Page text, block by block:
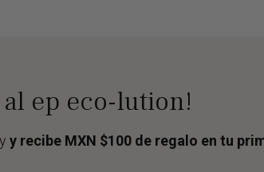
al ep eco-lution!
y recibe MXN $100 de regalo en tu